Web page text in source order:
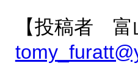
【投稿者 富